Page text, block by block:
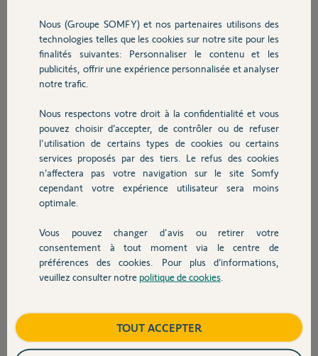
Sécurité
Domotique
Chauffage
Autres produits
Devis avec un pro
Contact
Merci,
Raymond M.
il y a presque 2 ans
Participer au fil de discussion
Réponses
Bonjour
C'est dans la documentation.
Bonne journée.
il y a presque 2 ans
Nous (Groupe SOMFY) et nos partenaires utilisons des
technologies telles que les cookies sur notre site pour les
finalités suivantes: Personnaliser le contenu et les
publicités, offrir une expérience personnalisée et analyser
notre trafic.
Nous respectons votre droit à la confidentialité et vous
pouvez choisir d’accepter, de contrôler ou de refuser
l'utilisation de certains types de cookies ou certains
services proposés par des tiers. Le refus des cookies
n’affectera pas votre navigation sur le site Somfy
cependant votre expérience utilisateur sera moins
optimale.
Vous pouvez changer d'avis ou retirer votre
consentement à tout moment via le centre de
préférences des cookies. Pour plus d’informations,
veuillez consulter notre politique de cookies
TOUT ACCEPTER